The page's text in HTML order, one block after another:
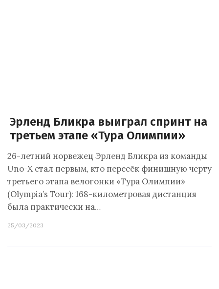
Эрленд Бликра выиграл спринт на
третьем этапе «Тура Олимпии»
26-летний норвежец Эрленд Бликра из команды
Uno-X стал первым, кто пересёк финишную черту
третьего этапа велогонки «Тура Олимпии»
(Olympia’s Tour): 168-километровая дистанция
была практически на…
25/03/2023